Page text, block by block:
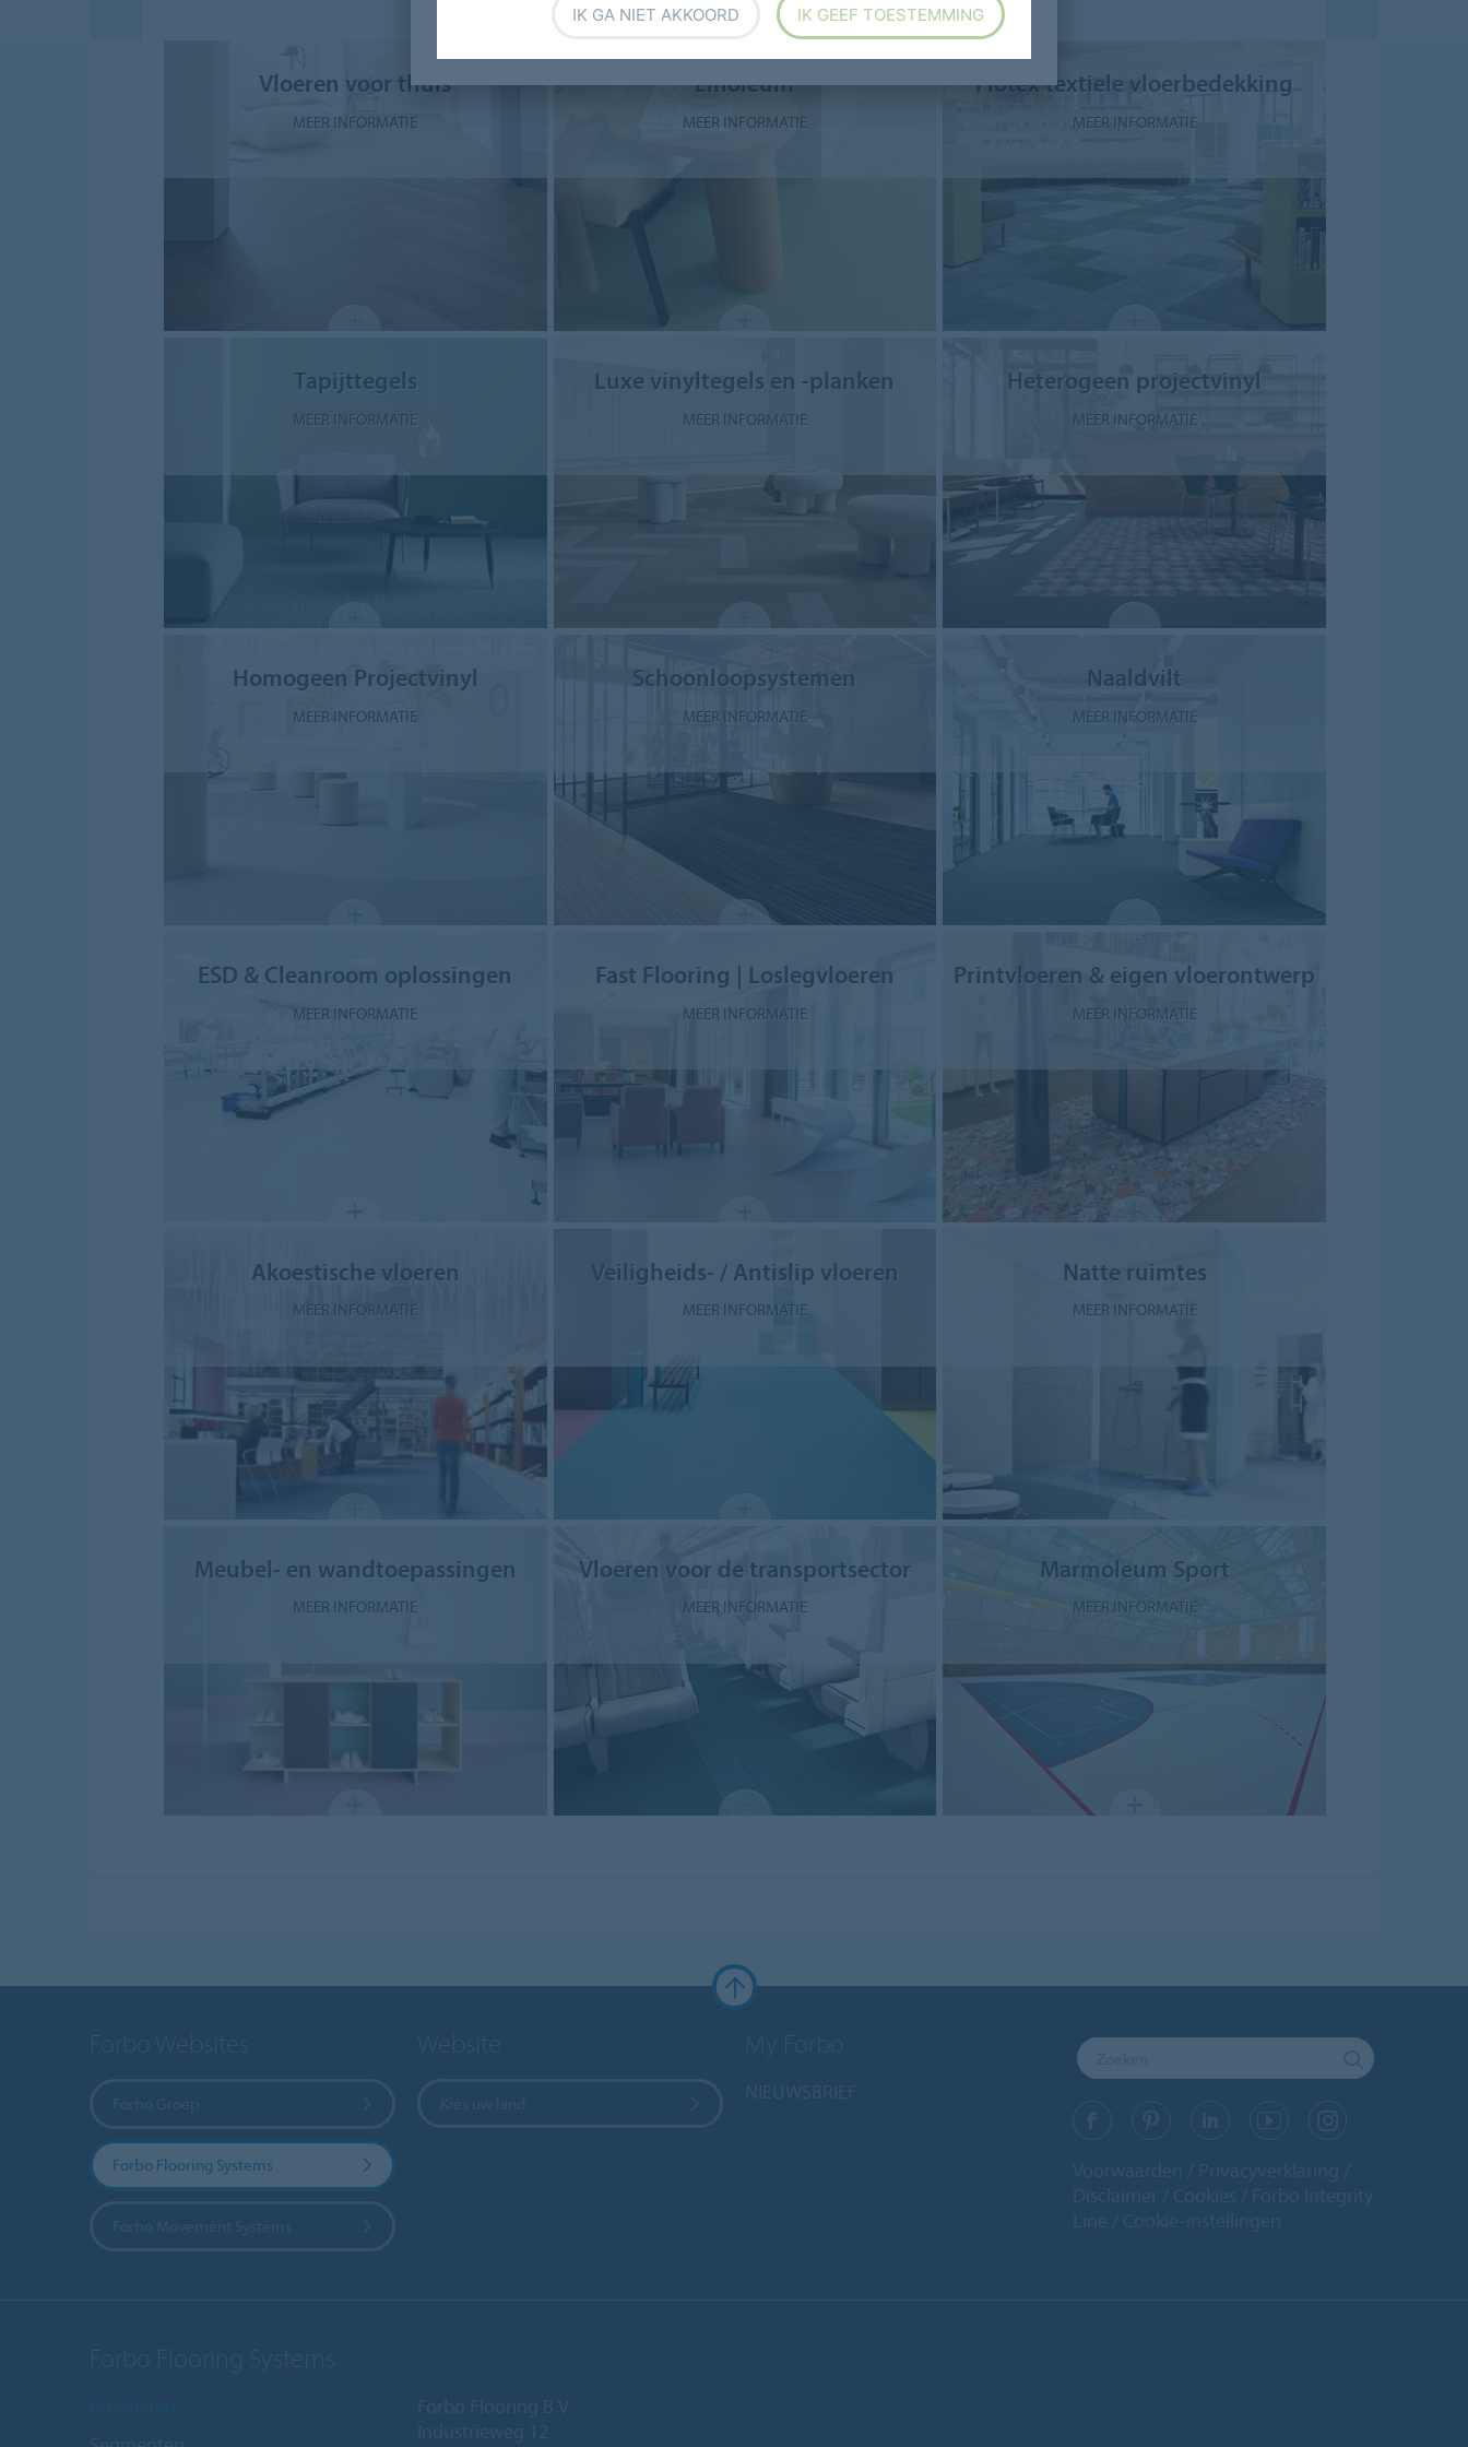
Vloeren voor thuis
MEER INFORMATIE
Linoleum
MEER INFORMATIE
Flotex textiele vloerbedekking
MEER INFORMATIE
Tapijttegels
MEER INFORMATIE
Luxe vinyltegels en -planken
MEER INFORMATIE
Heterogeen projectvinyl
MEER INFORMATIE
Homogeen Projectvinyl
MEER INFORMATIE
Schoonloopsystemen
MEER INFORMATIE
Naaldvilt
MEER INFORMATIE
ESD & Cleanroom oplossingen
MEER INFORMATIE
Fast Flooring | Loslegvloeren
MEER INFORMATIE
Printvloeren & eigen vloerontwerp
MEER INFORMATIE
Akoestische vloeren
MEER INFORMATIE
Veiligheids- / Antislip vloeren
MEER INFORMATIE
Natte ruimtes
MEER INFORMATIE
Meubel- en wandtoepassingen
MEER INFORMATIE
Vloeren voor de transportsector
MEER INFORMATIE
Marmoleum Sport
MEER INFORMATIE
Forbo Flooring Systems
IK GA NIET AKKOORD IK GEEF TOESTEMMING